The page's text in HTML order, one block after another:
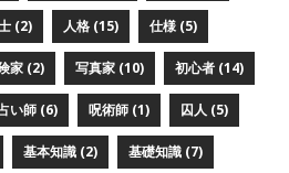
(2) 人格 (15) 仕様 (5)
家 (2) 写真家 (10) 初心者 (14)
い師 (6) 呪術師 (1) 囚人 (5)
基本知識 (2) 基礎知識 (7)